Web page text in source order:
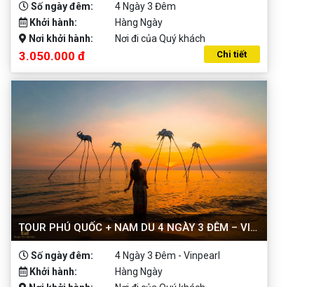
Số ngày đêm:
4 Ngày 3 Đêm
Khởi hành:
Hàng Ngày
Nơi khởi hành:
Nơi đi của Quý khách
3.050.000 đ Chi tiết
TOUR PHÚ QUỐC + NAM DU 4 NGÀY 3 ĐÊM – VINPEARL
Số ngày đêm:
4 Ngày 3 Đêm - Vinpearl
Khởi hành:
Hàng Ngày